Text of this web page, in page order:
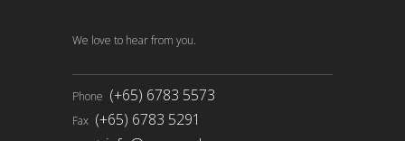
We love to hear from you.
Phone (+65) 6783 5573
Fax (+65) 6783 5291